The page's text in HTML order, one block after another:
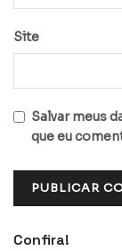
Site
Salvar meus
que eu
Confira!